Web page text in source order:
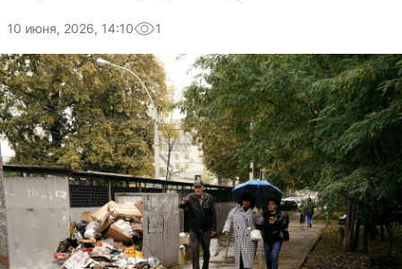
10 июня, 2026, 14:10 1